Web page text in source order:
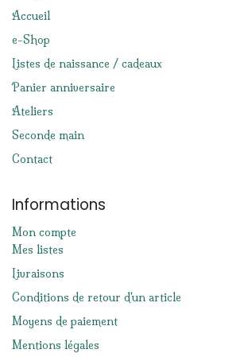
Accueil
e-Shop
Listes de naissance / cadeaux
Panier anniversaire
Ateliers
Seconde main
Contact
Informations
Mon compte
Mes listes
Livraisons
Conditions de retour d'un article
Moyens de paiement
Mentions légales